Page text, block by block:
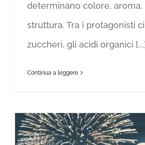
determinano colore, aroma,
struttura. Tra i protagonisti
zuccheri, gli acidi organici
Continua a leggere